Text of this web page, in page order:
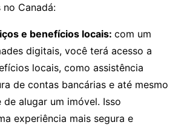
Canadá:
e benefícios locais: com um
digitais, você terá acesso a
locais, como assistência
de contas bancárias e até mesmo
alugar um imóvel. Isso
experiência mais segura e